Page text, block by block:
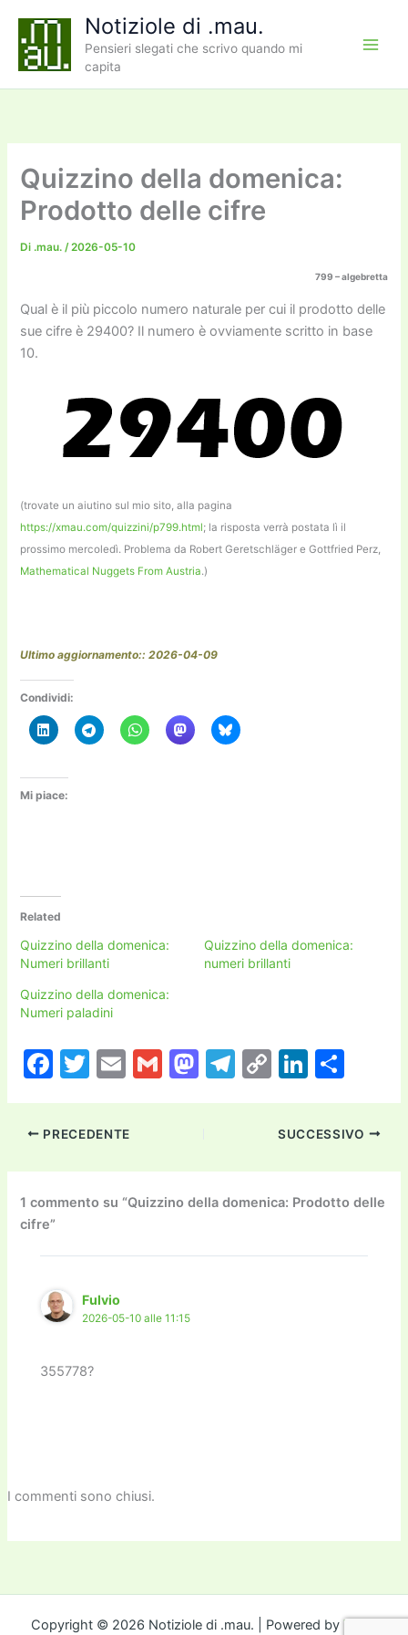
contenuto
Notiziole di .mau.
Pensieri slegati che scrivo quando mi
capita
Quizzino della domenica:
Prodotto delle cifre
Di .mau./2026-05-10
799 – algebretta
Qual è il più piccolo numero naturale per cui il prodotto delle
sue cifre è 29400? Il numero è ovviamente scritto in base
10.
(trovate un aiutino sul mio sito, alla pagina
https://xmau.com/quizzini/p799.html; la risposta verrà postata lì il
prossimo mercoledì. Problema da Robert Geretschläger e Gottfried Perz,
Mathematical Nuggets From Austria.)
Ultimo aggiornamento:: 2026-04-09
Condividi:
Mi piace:
Related
Quizzino della domenica:
Numeri brillanti
Quizzino della domenica:
numeri brillanti
Quizzino della domenica:
Numeri paladini
F
c
e
b
o
k
T
itt
er
E
ai
l
G
M
d
o
T
a
m
C
p
y
Li
n
Li
k
e
dI
n
n
di
vi
di
PRECEDENTE SUCCESSIVO
1 commento su “Quizzino della domenica: Prodotto delle
cifre”
Fulvio
2026-05-10 alle 11:15
355778?
I commenti sono chiusi.
Copyright © 2026 Notiziole di .mau. | Powered by Tema